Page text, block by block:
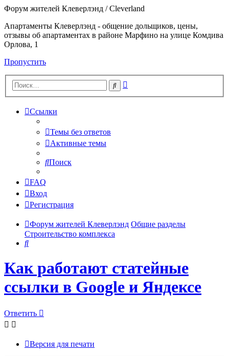
Форум жителей Клеверлэнд / Cleverland
Апартаменты Клеверлэнд - общение дольщиков, цены,
отзывы об апартаментах в районе Марфино на улице Комдива
Орлова, 1
Пропустить
Поиск
Ссылки
Темы без ответов
Активные темы
Поиск
FAQ
Вход
Регистрация
Форум жителей Клеверлэнд Общие разделы
Строительство комплекса
Поиск
Как работают статейные
ссылки в Google и Яндексе
Ответить
Версия для печати